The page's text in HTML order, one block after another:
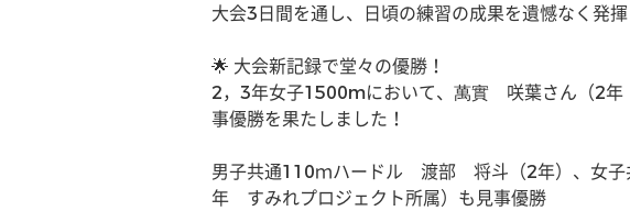
大会3日間を通し、日頃の練習の成果を遺憾なく発
🌟 大会新記録で堂々の優勝！
2，3年女子1500mにおいて、萬實　咲葉さん（2
事優勝を果たしました！
男子共通110ｍハードル　渡部　将斗（2年）、女
年　すみれプロジェクト所属）も見事優勝